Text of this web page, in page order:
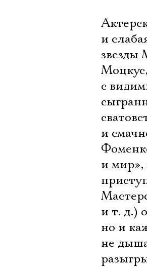
и
звезды
с
и
и мир»,
и т. д.)
но и
не